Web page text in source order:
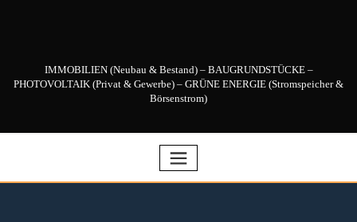
IMMOBILIEN (Neubau & Bestand) – BAUGRUNDSTÜCKE –
PHOTOVOLTAIK (Privat & Gewerbe) – GRÜNE ENERGIE (Stromspeicher &
Börsenstrom)